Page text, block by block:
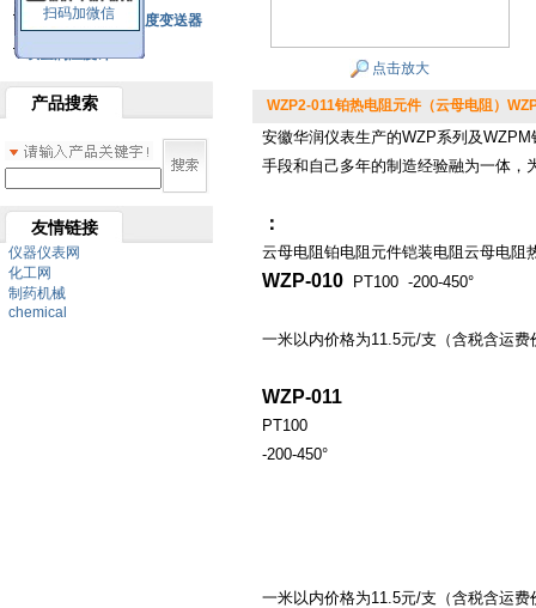
扫码加微信
SBW系列一体化温度变送器
双金属温度计
产品搜索
友情链接
仪器仪表网
化工网
制药机械
chemical
点击放大
WZP2-011铂热电阻元件（云母电阻）
安徽华润仪表生产的WZP系列及
手段和自己多年的制造经验融为一体，
：
云母电阻 铂电阻元件铠装电阻 云母电阻
WZP-010 PT100 -200-450°
一米以内价格为11.5元/支（含税含运费
WZP-011
PT100
-200-450°
一米以内价格为11.5元/支（含税含运费